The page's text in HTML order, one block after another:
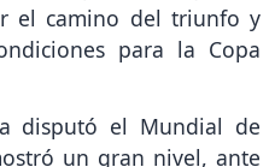
el camino del triunfo y
para la Copa
disputó el Mundial de
un gran nivel, ante